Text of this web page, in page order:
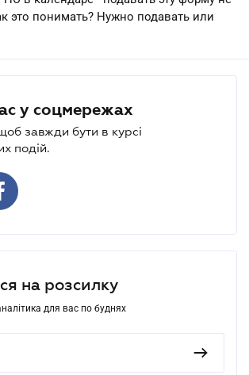
это понимать? Нужно подавать или
у соцмережах
завжди бути в курсі
подій.
на розсилку
для вас по буднях